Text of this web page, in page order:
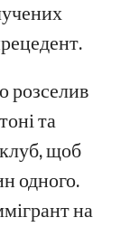
розселив
та
щоб
одного.
на